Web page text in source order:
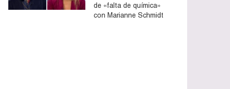
de «falta de química»
con Marianne Schmidt